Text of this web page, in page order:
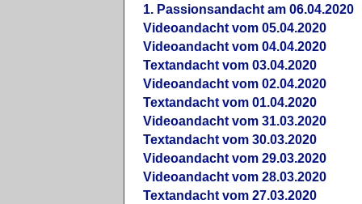
1. Passionsandacht am 06.04.2020
Videoandacht vom 05.04.2020
Videoandacht vom 04.04.2020
Textandacht vom 03.04.2020
Videoandacht vom 02.04.2020
Textandacht vom 01.04.2020
Videoandacht vom 31.03.2020
Textandacht vom 30.03.2020
Videoandacht vom 29.03.2020
Videoandacht vom 28.03.2020
Textandacht vom 27.03.2020